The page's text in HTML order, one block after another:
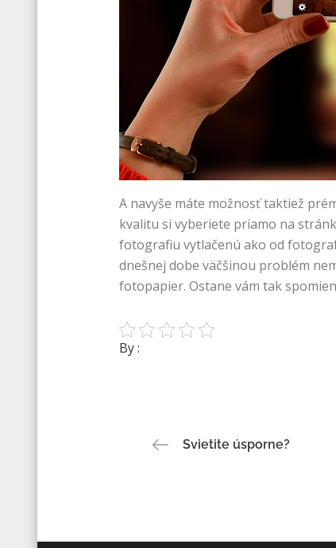
A navyše máte možnosť taktiež
kvalitu si vyberiete priamo na
fotografiu vytlačenú ako od
dnešnej dobe väčšinou problém
fotopapier. Ostane vám tak
By :
Navigace
Svietite úsporne?